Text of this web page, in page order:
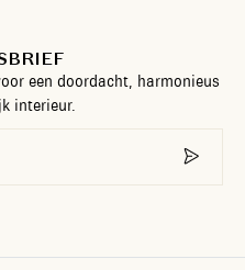
een doordacht, harmonieus
interieur.